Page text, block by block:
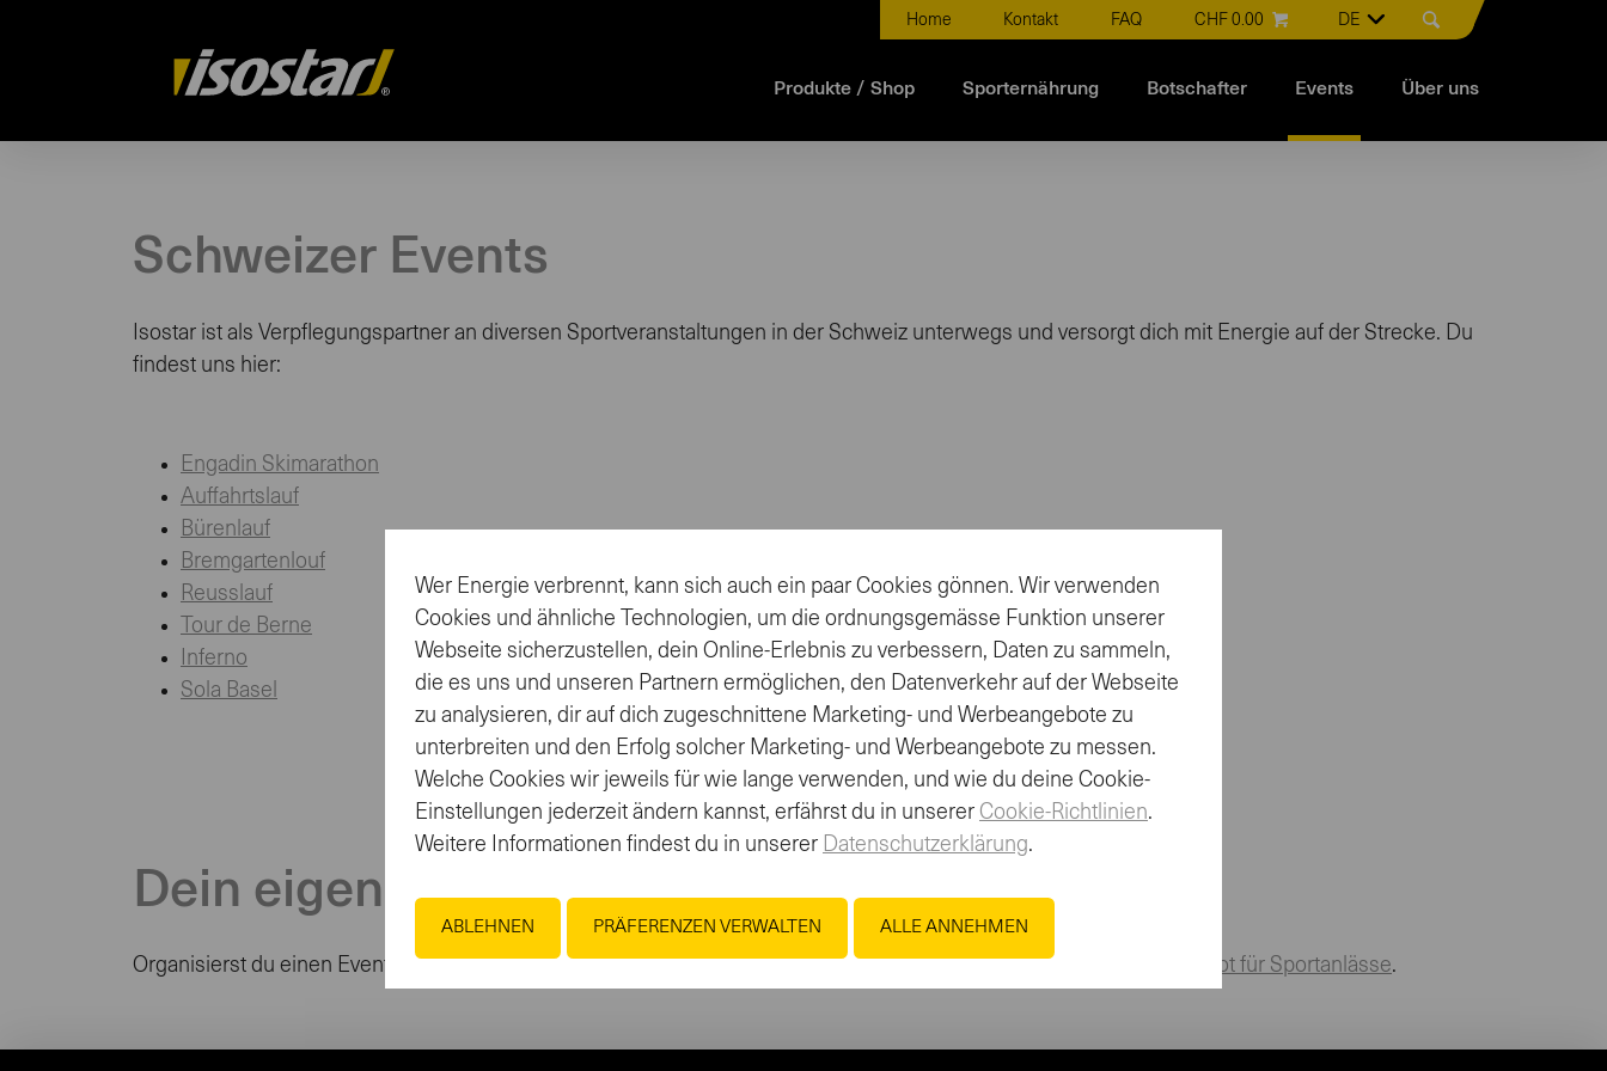
Home Kontakt FAQ CHF 0.00 DE
Produkte / Shop Sporternährung Botschafter Events Über uns
Schweizer Events
Isostar ist als Verpflegungspartner an diversen Sportveranstaltungen in der Schweiz unterwegs und versorgt dich mit Energie auf der Strecke. Du
findest uns hier:
Engadin Skimarathon
Auffahrtslauf
Bürenlauf
Bremgartenlouf
Reusslauf
Tour de Berne
Inferno
Sola Basel
Dein eigener Event
Organisierst du einen Event und möchtest Isostar als Sporternährung einplanen? Dann profitiere von unserem Angebot für Sportanlässe.
Wer Energie verbrennt, kann sich auch ein paar Cookies gönnen. Wir verwenden
Cookies und ähnliche Technologien, um die ordnungsgemässe Funktion unserer
Webseite sicherzustellen, dein Online-Erlebnis zu verbessern, Daten zu sammeln,
die es uns und unseren Partnern ermöglichen, den Datenverkehr auf der Webseite
zu analysieren, dir auf dich zugeschnittene Marketing- und Werbeangebote zu
unterbreiten und den Erfolg solcher Marketing- und Werbeangebote zu messen.
Welche Cookies wir jeweils für wie lange verwenden, und wie du deine Cookie-
Einstellungen jederzeit ändern kannst, erfährst du in unserer Cookie-Richtlinien.
Weitere Informationen findest du in unserer Datenschutzerklärung.
ABLEHNEN PRÄFERENZEN VERWALTEN ALLE ANNEHMEN